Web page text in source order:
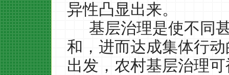
异性凸显出来。
基层治理是使不同
和，进而达成集体行
出发，农村基层治理